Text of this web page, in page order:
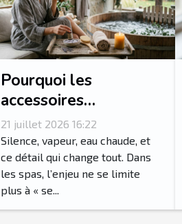
Pourquoi les
accessoires
transforment-ils
l’expérience spa en
rituel sensoriel ?
21 juillet 2026 16:22
Silence, vapeur, eau chaude, et
ce détail qui change tout. Dans
les spas, l’enjeu ne se limite
plus à « se...